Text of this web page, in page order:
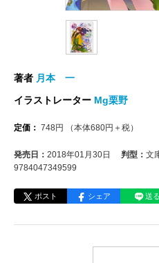
著者 月本 一
イラストレーター Mg栗野
定価： 748円 （本体680円＋税）
発売日： 2018年01月30日 判型： 文
9784047349599
ポスト シェア 送る